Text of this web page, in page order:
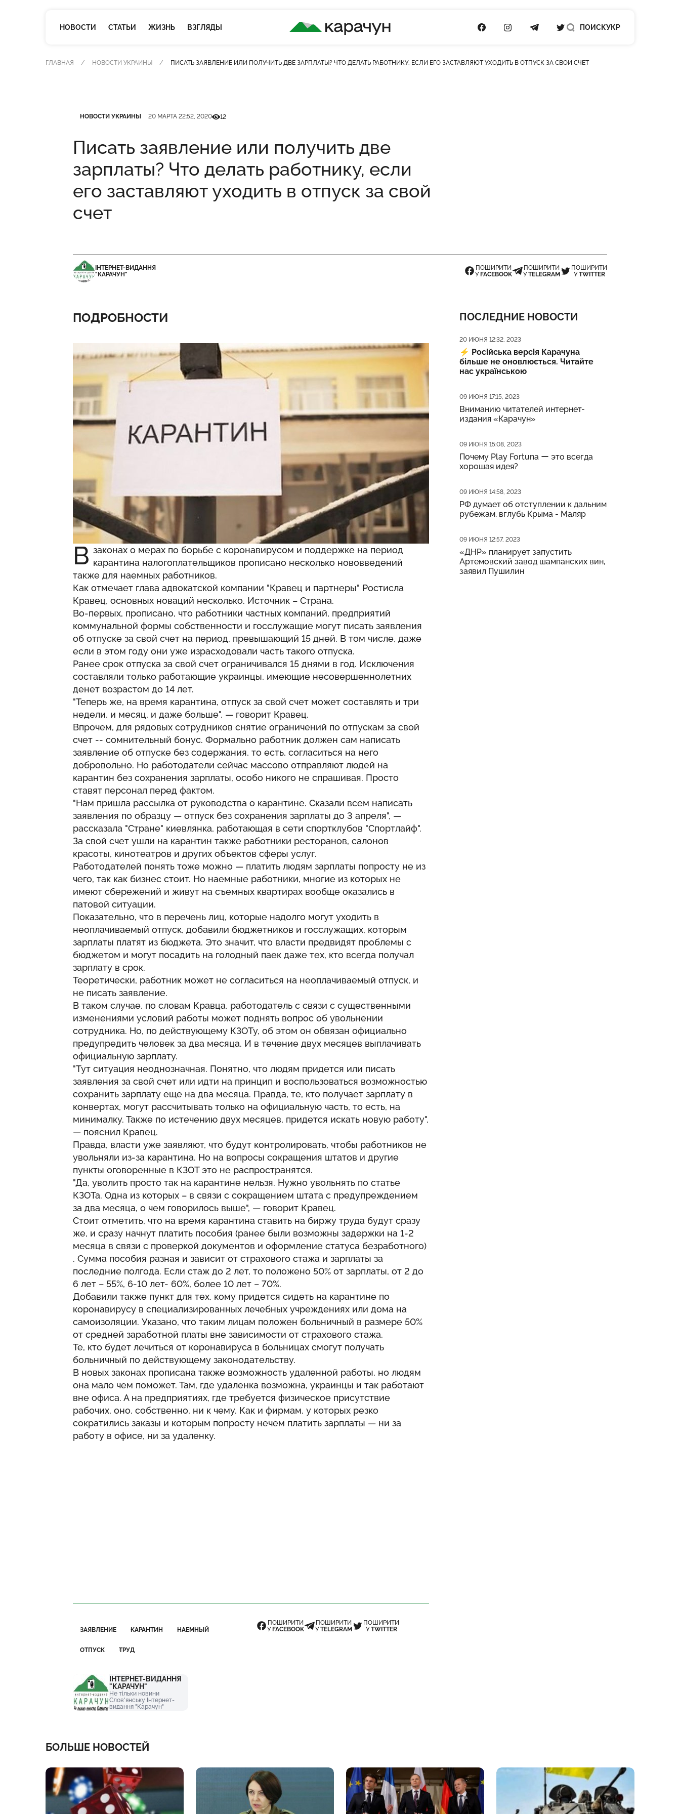
НОВОСТИ СТАТЬИ ЖИЗНЬ ВЗГЛЯДЫ
КАРАЧУН
ПОСИЛАННЯ НА FACEBOOK
ПОСИЛАННЯ НА INSTAGRAM
ПОСИЛАННЯ НА TELEGRAM
ПОСИЛАННЯ НА TWITTER
ПОИСКУКР
ГЛАВНАЯ НОВОСТИ УКРАИНЫ ПИСАТЬ ЗАЯВЛЕНИЕ ИЛИ ПОЛУЧИТЬ ДВЕ ЗАРПЛАТЫ? ЧТО ДЕЛАТЬ РАБОТНИКУ, ЕСЛИ ЕГО ЗАСТАВЛЯЮТ УХОДИТЬ В ОТПУСК ЗА СВОЙ СЧЕТ
НОВОСТИ УКРАИНЫ 20 МАРТА 22:52, 2020Кількість переглядів
12
Писать заявление или получить две
зарплаты? Что делать работнику, если
его заставляют уходить в отпуск за свой
счет
ІНТЕРНЕТ-ВИДАННЯ
"КАРАЧУН"
ПОШИРИТИ
У FACEBOOK
ПОШИРИТИ
УTELEGRAM
ПОШИРИТИ
УTWITTER
ПОДРОБНОСТИ
В законах о мерах по борьбе с коронавирусом и поддержке на период
карантина налогоплательщиков прописано несколько нововведений
также для наемных работников.
Как отмечает глава адвокатской компании "Кравец и партнеры" Ростисла
Кравец, основных новаций несколько. Источник – Страна.
Во-первых, прописано, что работники частных компаний, предприятий
коммунальной формы собственности и госслужащие могут писать заявления
об отпуске за свой счет на период, превышающий 15 дней. В том числе, даже
если в этом году они уже израсходовали часть такого отпуска.
Ранее срок отпуска за свой счет ограничивался 15 днями в год. Исключения
составляли только работающие украинцы, имеющие несовершеннолетних
денет возрастом до 14 лет.
"Теперь же, на время карантина, отпуск за свой счет может составлять и три
недели, и месяц, и даже больше", — говорит Кравец.
Впрочем, для рядовых сотрудников снятие ограничений по отпускам за свой
счет -- сомнительный бонус. Формально работник должен сам написать
заявление об отпуске без содержания, то есть, согласиться на него
добровольно. Но работодатели сейчас массово отправляют людей на
карантин без сохранения зарплаты, особо никого не спрашивая. Просто
ставят персонал перед фактом.
"Нам пришла рассылка от руководства о карантине. Сказали всем написать
заявления по образцу — отпуск без сохранения зарплаты до 3 апреля", —
рассказала "Стране" киевлянка, работающая в сети спортклубов "Спортлайф".
За свой счет ушли на карантин также работники ресторанов, салонов
красоты, кинотеатров и других объектов сферы услуг.
Работодателей понять тоже можно — платить людям зарплаты попросту не из
чего, так как бизнес стоит. Но наемные работники, многие из которых не
имеют сбережений и живут на съемных квартирах вообще оказались в
патовой ситуации.
Показательно, что в перечень лиц, которые надолго могут уходить в
неоплачиваемый отпуск, добавили бюджетников и госслужащих, которым
зарплаты платят из бюджета. Это значит, что власти предвидят проблемы с
бюджетом и могут посадить на голодный паек даже тех, кто всегда получал
зарплату в срок.
Теоретически, работник может не согласиться на неоплачиваемый отпуск, и
не писать заявление.
В таком случае, по словам Кравца, работодатель с связи с существенными
изменениями условий работы может поднять вопрос об увольнении
сотрудника. Но, по действующему КЗОТу, об этом он обвязан официально
предупредить человек за два месяца. И в течение двух месяцев выплачивать
официальную зарплату.
"Тут ситуация неоднозначная. Понятно, что людям придется или писать
заявления за свой счет или идти на принцип и воспользоваться возможностью
сохранить зарплату еще на два месяца. Правда, те, кто получает зарплату в
конвертах, могут рассчитывать только на официальную часть, то есть, на
минималку. Также по истечению двух месяцев, придется искать новую работу",
— пояснил Кравец.
Правда, власти уже заявляют, что будут контролировать, чтобы работников не
увольняли из-за карантина. Но на вопросы сокращения штатов и другие
пункты оговоренные в КЗОТ это не распространятся.
"Да, уволить просто так на карантине нельзя. Нужно увольнять по статье
КЗОТа. Одна из которых – в связи с сокращением штата с предупреждением
за два месяца, о чем говорилось выше", — говорит Кравец.
Стоит отметить, что на время карантина ставить на биржу труда будут сразу
же, и сразу начнут платить пособия (ранее были возможны задержки на 1-2
месяца в связи с проверкой документов и оформление статуса безработного)
. Сумма пособия разная и зависит от страхового стажа и зарплаты за
последние полгода. Если стаж до 2 лет, то положено 50% от зарплаты, от 2 до
6 лет – 55%, 6-10 лет- 60%, более 10 лет – 70%.
Добавили также пункт для тех, кому придется сидеть на карантине по
коронавирусу в специализированных лечебных учреждениях или дома на
самоизоляции. Указано, что таким лицам положен больничный в размере 50%
от средней заработной платы вне зависимости от страхового стажа.
Те, кто будет лечиться от коронавируса в больницах смогут получать
больничный по действующему законодательству.
В новых законах прописана также возможность удаленной работы, но людям
она мало чем поможет. Там, где удаленка возможна, украинцы и так работают
вне офиса. А на предприятиях, где требуется физическое присутствие
рабочих, оно, собственно, ни к чему. Как и фирмам, у которых резко
сократились заказы и которым попросту нечем платить зарплаты — ни за
работу в офисе, ни за удаленку.
ЗАЯВЛЕНИЕ КАРАНТИН НАЕМНЫЙ
ОТПУСК ТРУД
ПОШИРИТИ
У FACEBOOK
ПОШИРИТИ
УTELEGRAM
ПОШИРИТИ
УTWITTER
ІНТЕРНЕТ-ВИДАННЯ
"КАРАЧУН"
Не тільки новини
Слов'янську Інтернет-
видання "Карачун"
ПОСЛЕДНИЕ НОВОСТИ
Дата публикации
20 ИЮНЯ 12:32, 2023
⚡️ Російська версія Карачуна
більше не оновлюється. Читайте
нас українською
Дата публикации
09 ИЮНЯ 17:15, 2023
Вниманию читателей интернет-
издания «Карачун»
Дата публикации
09 ИЮНЯ 15:08, 2023
Почему Play Fortuna ー это всегда
хорошая идея?
Дата публикации
09 ИЮНЯ 14:58, 2023
РФ думает об отступлении к дальним
рубежам, вглубь Крыма - Маляр
Дата публикации
09 ИЮНЯ 12:57, 2023
«ДНР» планирует запустить
Артемовский завод шампанских вин,
заявил Пушилин
БОЛЬШЕ НОВОСТЕЙ